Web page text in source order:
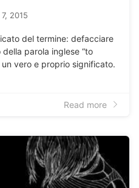
2015
del termine: defacciare
parola inglese “to
vero e proprio significato.
Read more